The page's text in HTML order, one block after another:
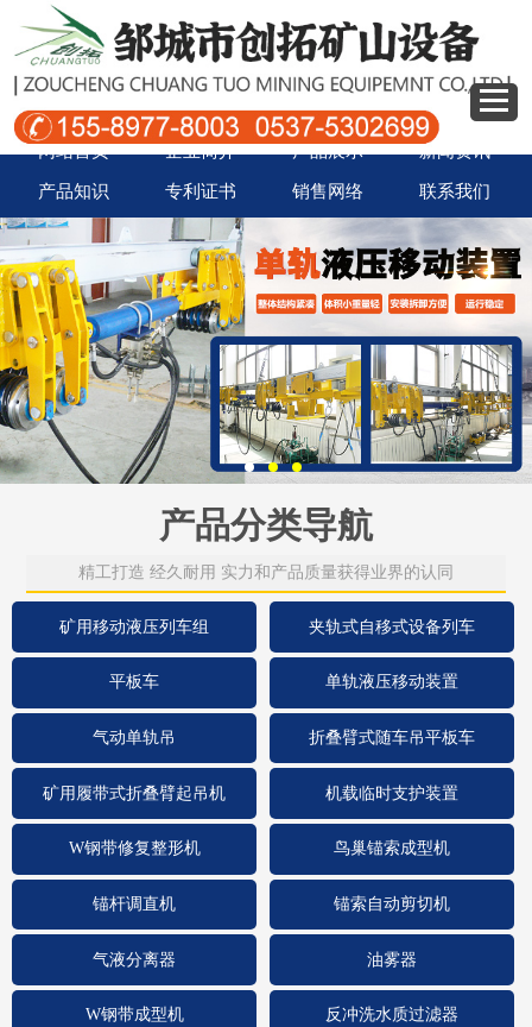
网站首页 企业简介 产品展示 新闻资讯
产品知识 专利证书 销售网络 联系我们
产品分类导航
精工打造 经久耐用 实力和产品质量获得业界的认同
矿用移动液压列车组 夹轨式自移式设备列车
平板车 单轨液压移动装置
气动单轨吊 折叠臂式随车吊平板车
矿用履带式折叠臂起吊机 机载临时支护装置
W钢带修复整形机 鸟巢锚索成型机
锚杆调直机 锚索自动剪切机
气液分离器 油雾器
W钢带成型机 反冲洗水质过滤器